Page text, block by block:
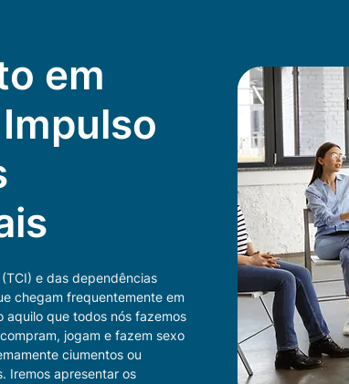
em
e das dependências
chegam frequentemente em
aquilo que todos nós fazemos
jogam e fazem sexo
ciumentos ou
Iremos apresentar os